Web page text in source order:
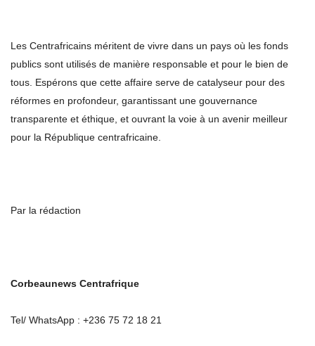
Les Centrafricains méritent de vivre dans un pays où les fonds
publics sont utilisés de manière responsable et pour le bien de
tous. Espérons que cette affaire serve de catalyseur pour des
réformes en profondeur, garantissant une gouvernance
transparente et éthique, et ouvrant la voie à un avenir meilleur
pour la République centrafricaine.
Par la rédaction
Corbeaunews Centrafrique
Tel/ WhatsApp : +236 75 72 18 21